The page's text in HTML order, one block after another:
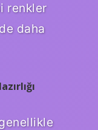
renkler
daha